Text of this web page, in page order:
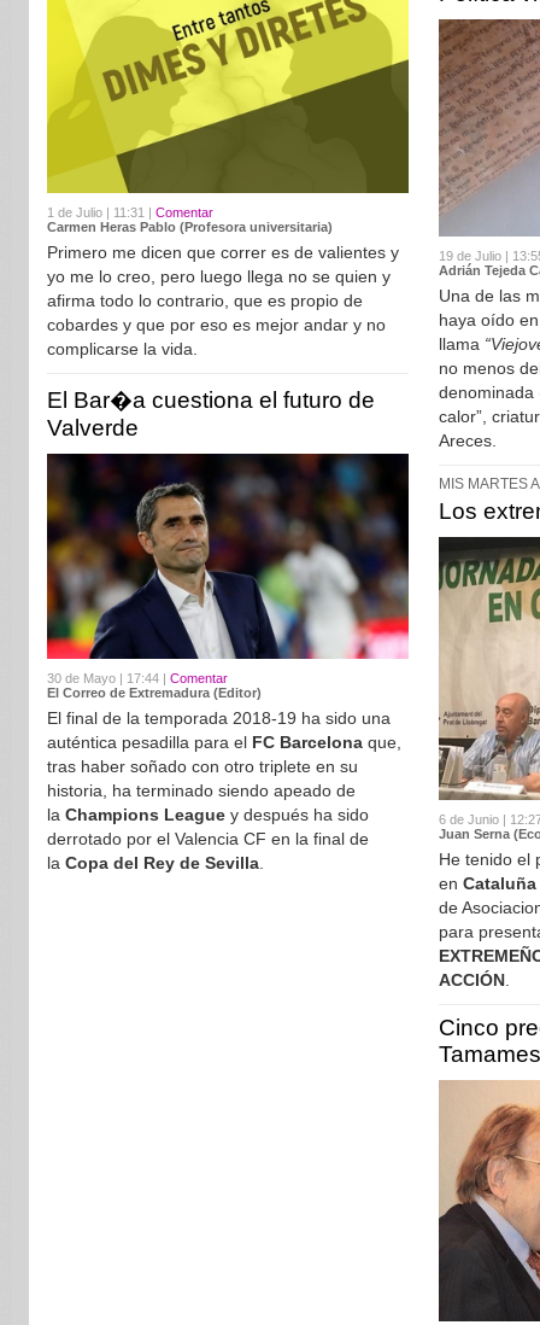
1 de Julio | 11:31 | Comentar
Carmen Heras Pablo (Profesora universitaria)
Primero me dicen que correr es de valientes y
yo me lo creo, pero luego llega no se quien y
afirma todo lo contrario, que es propio de
cobardes y que por eso es mejor andar y no
complicarse la vida.
El Bar�a cuestiona el futuro de
Valverde
30 de Mayo | 17:44 | Comentar
El Correo de Extremadura (Editor)
El final de la temporada 2018-19 ha sido una
auténtica pesadilla para el FC Barcelona que,
tras haber soñado con otro triplete en su
historia, ha terminado siendo apeado de
la Champions League y después ha sido
derrotado por el Valencia CF en la final de
la Copa del Rey de Sevilla
19 de Julio |
Adrián Tejeda
Una de las
haya oído
llama
no menos
denominada
calor”,
Areces.
MIS MARTES
Los
6 de Junio |
Juan Serna
He tenido el
en Cataluña
de
para
ACCIÓN.
Cinco
Tamames